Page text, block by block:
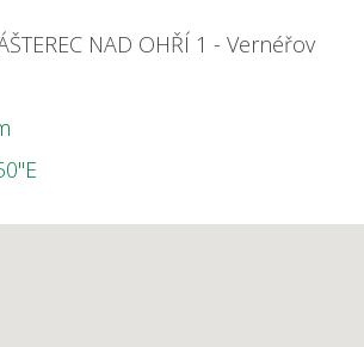
NAD OHŘÍ 1 - Vernéřov